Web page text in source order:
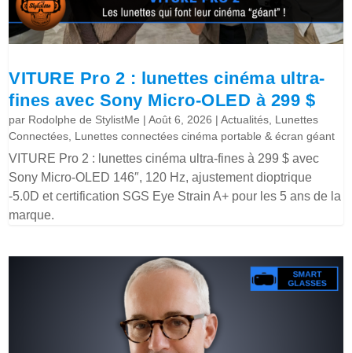
VITURE Pro 2 : lunettes cinéma ultra-
fines avec Sony Micro-OLED à 299 $
par Rodolphe de StylistMe |Août 6, 2026 |Actualités, Lunettes
Connectées, Lunettes connectées cinéma portable & écran géant
VITURE Pro 2 : lunettes cinéma ultra-fines à 299 $ avec
Sony Micro-OLED 146″, 120 Hz, ajustement dioptrique
-5.0D et certification SGS Eye Strain A+ pour les 5 ans de la
marque.